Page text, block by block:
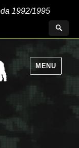
1992/1995
MENU